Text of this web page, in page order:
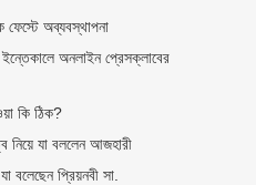
ফেস্টে অব্যবস্থাপনা
ইন্তেকালে অনলাইন প্রেসক্লাবের
কি ঠিক?
নিয়ে যা বললেন আজহারী
বলেছেন প্রিয়নবী সা.